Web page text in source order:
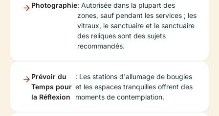
Photographie: Autorisée dans la plupart des
zones, sauf pendant les services ; les
vitraux, le sanctuaire et le sanctuaire
des reliques sont des sujets
recommandés.
Prévoir du
Temps pour
la Réflexion
: Les stations d'allumage de bougies
et les espaces tranquilles offrent des
moments de contemplation.